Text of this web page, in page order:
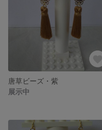
唐草ビーズ・紫
展示中